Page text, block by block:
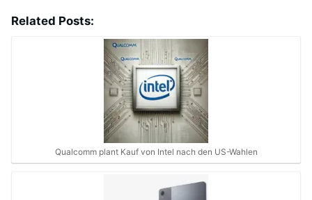
Related Posts:
Qualcomm plant Kauf von Intel nach den US-Wahlen